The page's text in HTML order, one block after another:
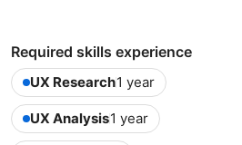
Required skills experience
UX Research1 year
UX Analysis1 year